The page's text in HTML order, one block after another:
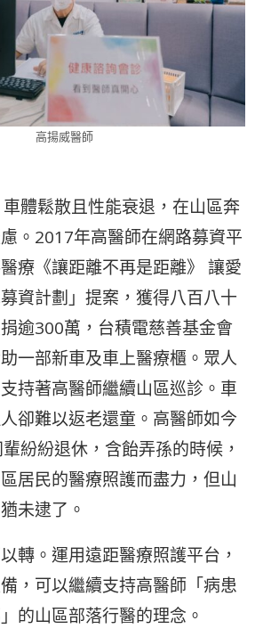
高揚威醫師
體鬆散且性能衰退，在山區奔
。2017年高醫師在網路募資平
療《讓距離不再是距離》 讓愛
資計劃」提案，獲得八百八十
逾300萬，台積電慈善基金會
一部新車及車上醫療櫃。眾人
持著高醫師繼續山區巡診。車
卻難以返老還童。高醫師如今
紛紛退休，含飴弄孫的時候，
居民的醫療照護而盡力，但山
未逮了。
轉。運用遠距醫療照護平台，
，可以繼續支持高醫師「病患
的山區部落行醫的理念。